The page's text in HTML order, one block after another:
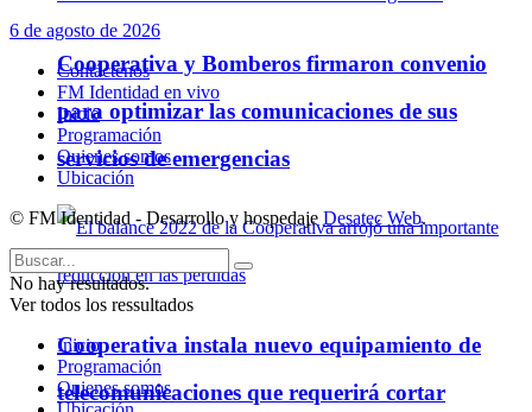
Cooperativa y Bomberos firmaron convenio
para optimizar las comunicaciones de sus
servicios de emergencias
Cooperativa instala nuevo equipamiento de
telecomunicaciones que requerirá cortar
6 de agosto de 2026
Contáctenos
FM Identidad en vivo
Inicio
Programación
Quienes somos
Ubicación
© FM Identidad - Desarrollo y hospedaje Desatec Web.
No hay resultados.
Ver todos los ressultados
Inicio
Programación
Quienes somos